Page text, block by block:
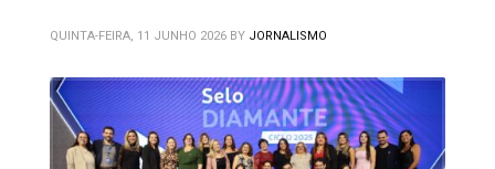
QUINTA-FEIRA, 11 JUNHO 2026 BY JORNALISMO